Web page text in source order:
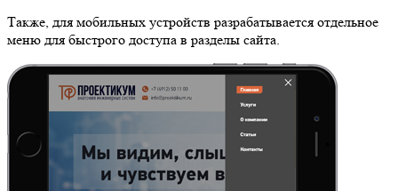
Также, для мобильных устройств разрабатывается отдельное
меню для быстрого доступа в разделы сайта.